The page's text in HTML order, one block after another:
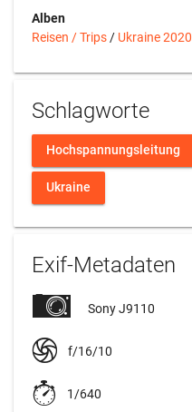
Alben
Reisen / Trips / Ukraine 2020
Schlagworte
Hochspannungsleitung
Ukraine
Exif-Metadaten
Sony J9110
f/16/10
1/640